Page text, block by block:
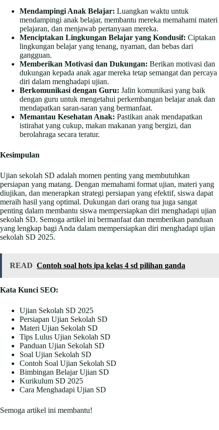
Mendampingi Anak Belajar: Luangkan waktu untuk
mendampingi anak belajar, membantu mereka memahami materi
pelajaran, dan menjawab pertanyaan mereka.
Menciptakan Lingkungan Belajar yang Kondusif: Ciptakan
lingkungan belajar yang tenang, nyaman, dan bebas dari
gangguan.
Memberikan Motivasi dan Dukungan: Berikan motivasi dan
dukungan kepada anak agar mereka tetap semangat dan percaya
diri dalam menghadapi ujian.
Berkomunikasi dengan Guru: Jalin komunikasi yang baik
dengan guru untuk mengetahui perkembangan belajar anak dan
mendapatkan saran-saran yang bermanfaat.
Memantau Kesehatan Anak: Pastikan anak mendapatkan
istirahat yang cukup, makan makanan yang bergizi, dan
berolahraga secara teratur.
Kesimpulan
Ujian sekolah SD adalah momen penting yang membutuhkan
persiapan yang matang. Dengan memahami format ujian, materi yang
diujikan, dan menerapkan strategi persiapan yang efektif, siswa dapat
meraih hasil yang optimal. Dukungan dari orang tua juga sangat
penting dalam membantu siswa mempersiapkan diri menghadapi ujian
sekolah SD. Semoga artikel ini bermanfaat dan memberikan panduan
yang lengkap bagi Anda dalam mempersiapkan diri menghadapi ujian
sekolah SD 2025.
READ Contoh soal hots ipa kelas 4 sd pilihan ganda
Kata Kunci SEO:
Ujian Sekolah SD 2025
Persiapan Ujian Sekolah SD
Materi Ujian Sekolah SD
Tips Lulus Ujian Sekolah SD
Panduan Ujian Sekolah SD
Soal Ujian Sekolah SD
Contoh Soal Ujian Sekolah SD
Bimbingan Belajar Ujian SD
Kurikulum SD 2025
Cara Menghadapi Ujian SD
Semoga artikel ini membantu!